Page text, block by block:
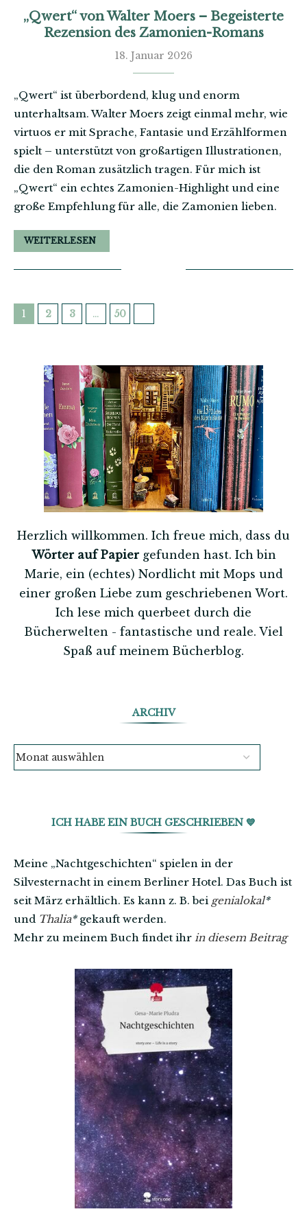
„Qwert“ von Walter Moers – Begeisterte
Rezension des Zamonien-Romans
18. Januar 2026
„Qwert“ ist überbordend, klug und enorm
unterhaltsam. Walter Moers zeigt einmal mehr, wie
virtuos er mit Sprache, Fantasie und Erzählformen
spielt – unterstützt von großartigen Illustrationen,
die den Roman zusätzlich tragen. Für mich ist
„Qwert“ ein echtes Zamonien-Highlight und eine
große Empfehlung für alle, die Zamonien lieben.
WEITERLESEN
1 2 3 … 50
Herzlich willkommen. Ich freue mich, dass du
Wörter auf Papiergefunden hast. Ich bin
Marie, ein (echtes) Nordlicht mit Mops und
einer großen Liebe zum geschriebenen Wort.
Ich lese mich querbeet durch die
Bücherwelten - fantastische und reale. Viel
Spaß auf meinem Bücherblog.
ARCHIV
ICH HABE EIN BUCH GESCHRIEBEN 💙
Meine „Nachtgeschichten“ spielen in der
Silvesternacht in einem Berliner Hotel. Das Buch ist
seit März erhältlich. Es kann z. B. bei genialokal*
und Thalia*gekauft werden.
Mehr zu meinem Buch findet ihr in diesem Beitrag